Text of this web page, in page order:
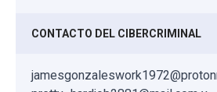
CONTACTO DEL CIBERCRIMINAL